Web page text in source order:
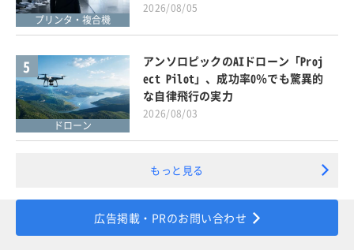
プリンタ・複合機
2026/08/05
5
ドローン
アンソロピックのAIドローン「Proj
ect Pilot」、成功率0％でも驚異的
な自律飛行の実力
2026/08/03
もっと見る
広告掲載・PRのお問い合わせ